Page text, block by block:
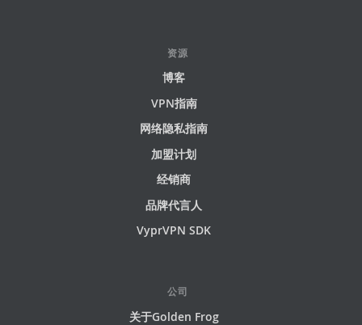
资源
博客
VPN指南
网络隐私指南
加盟计划
经销商
品牌代言人
VyprVPN SDK
公司
关于Golden Frog